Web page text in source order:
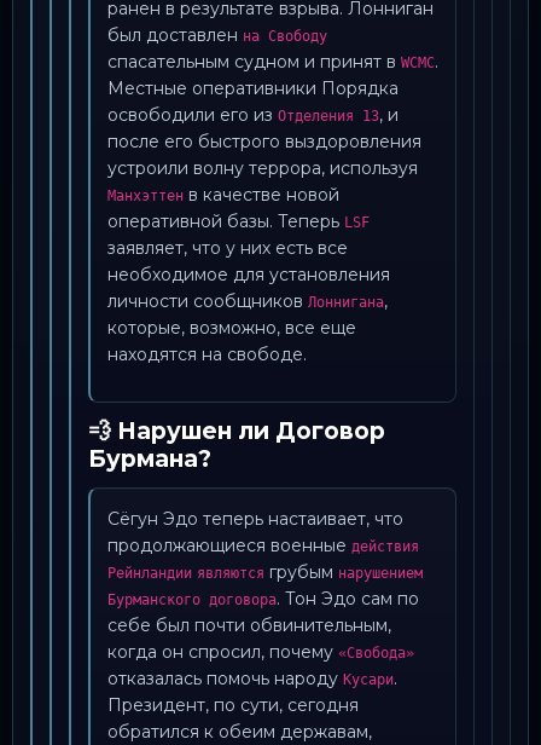
ранен в результате взрыва. Лонниган
был доставлен на Свободу
спасательным судном и принят в WCMC.
Местные оперативники Порядка
освободили его из Отделения 13, и
после его быстрого выздоровления
устроили волну террора, используя
Манхэттен в качестве новой
оперативной базы. Теперь LSF
заявляет, что у них есть все
необходимое для установления
личности сообщников Лоннигана,
которые, возможно, все еще
находятся на свободе.
💨 Нарушен ли Договор
Бурмана?
Сёгун Эдо теперь настаивает, что
продолжающиеся военные действия
Рейнландии являются грубым нарушением
Бурманского договора. Тон Эдо сам по
себе был почти обвинительным,
когда он спросил, почему «Свобода»
отказалась помочь народу Кусари.
Президент, по сути, сегодня
обратился к обеим державам,